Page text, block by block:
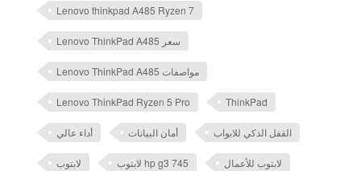
Lenovo thinkpad A485 Ryzen 7
Lenovo ThinkPad A485 سعر
Lenovo ThinkPad A485 مواصفات
Lenovo ThinkPad Ryzen 5 Pro ThinkPad
أداء عالي أمان البيانات القفل الذكي للابواب
لابتوب لابتوب hp g3 745 لابتوب للأعمال